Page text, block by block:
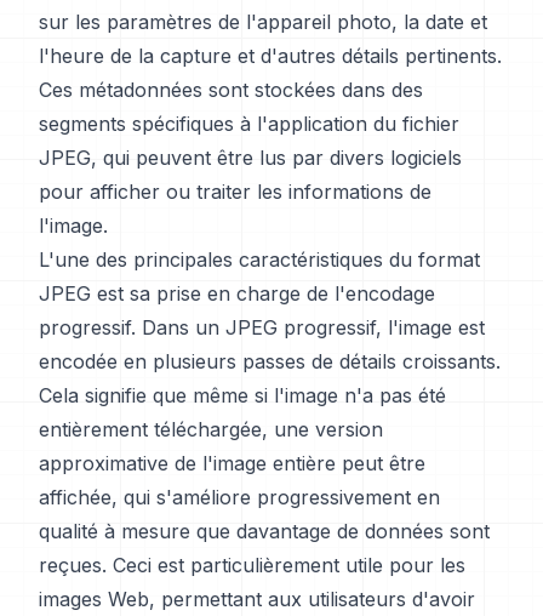
sur les paramètres de l'appareil photo, la date et
l'heure de la capture et d'autres détails pertinents.
Ces métadonnées sont stockées dans des
segments spécifiques à l'application du fichier
JPEG, qui peuvent être lus par divers logiciels
pour afficher ou traiter les informations de
l'image.
L'une des principales caractéristiques du format
JPEG est sa prise en charge de l'encodage
progressif. Dans un JPEG progressif, l'image est
encodée en plusieurs passes de détails croissants.
Cela signifie que même si l'image n'a pas été
entièrement téléchargée, une version
approximative de l'image entière peut être
affichée, qui s'améliore progressivement en
qualité à mesure que davantage de données sont
reçues. Ceci est particulièrement utile pour les
images Web, permettant aux utilisateurs d'avoir